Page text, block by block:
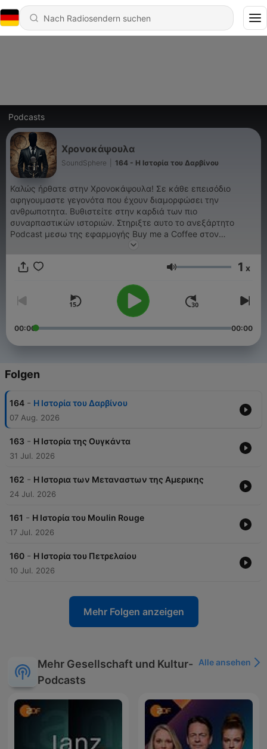
Podcasts
Χρονοκάψουλα
SoundSphere 164 - Η Ιστορία του Δαρβίνου
Καλώς ήρθατε στην Χρονοκάψουλα! Σε κάθε επεισόδιο
αφηγουμαστε γεγονότα που έχουν διαμορφώσει την
ανθρωποτητα. Βυθιστείτε στην καρδιά των πιο
συναρπαστικών ιστοριών. Στηριξτε αυτο το ανεξάρτητο
Podcast μεσω της εφαρμογής Buy me a Coffee στον
https://www.facebook.com/SoundSphereMedia Instagram
Lautstärke 1 x
00:00 00:00
Folgen
164 - Η Ιστορία του Δαρβίνου
07 Aug. 2026
163 - Η Ιστορία της Ουγκάντα
31 Jul. 2026
162 - Η Ιστορια των Μεταναστων της Αμερικης
24 Jul. 2026
161 - Η Ιστορία του Moulin Rouge
17 Jul. 2026
160 - Η Ιστορία του Πετρελαίου
10 Jul. 2026
Mehr Folgen anzeigen
Mehr Gesellschaft und Kultur-
Podcasts
Alle ansehen